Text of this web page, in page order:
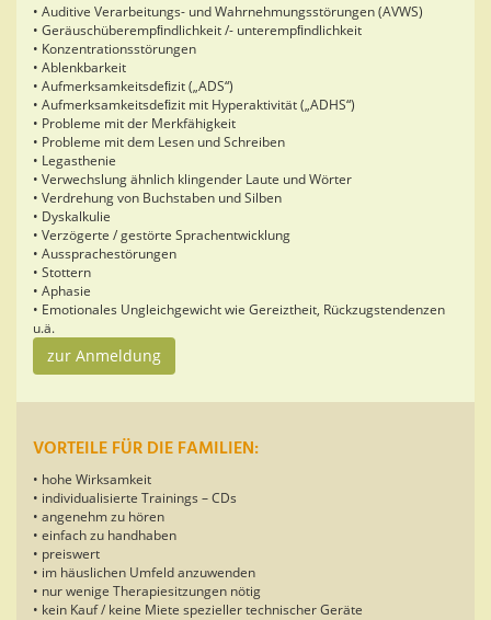
• Auditive Verarbeitungs- und Wahrnehmungsstörungen (AVWS)
• Geräuschüberempﬁndlichkeit /- unterempﬁndlichkeit
• Konzentrationsstörungen
• Ablenkbarkeit
• Aufmerksamkeitsdeﬁzit („ADS“)
• Aufmerksamkeitsdeﬁzit mit Hyperaktivität („ADHS“)
• Probleme mit der Merkfähigkeit
• Probleme mit dem Lesen und Schreiben
• Legasthenie
• Verwechslung ähnlich klingender Laute und Wörter
• Verdrehung von Buchstaben und Silben
• Dyskalkulie
• Verzögerte / gestörte Sprachentwicklung
• Aussprachestörungen
• Stottern
• Aphasie
• Emotionales Ungleichgewicht wie Gereiztheit, Rückzugstendenzen
u.ä.
zur Anmeldung
VORTEILE FÜR DIE FAMILIEN:
• hohe Wirksamkeit
• individualisierte Trainings – CDs
• angenehm zu hören
• einfach zu handhaben
• preiswert
• im häuslichen Umfeld anzuwenden
• nur wenige Therapiesitzungen nötig
• kein Kauf / keine Miete spezieller technischer Geräte